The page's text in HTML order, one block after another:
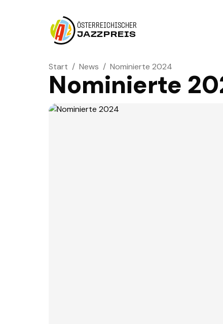
ÖSTERREICHISCHER
JAZZPREIS
Start / News / Nominierte 2024
Nominierte